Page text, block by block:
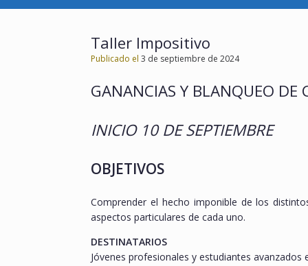
Taller Impositivo
Publicado el 3 de septiembre de 2024
GANANCIAS Y BLANQUEO DE
INICIO 10 DE SEPTIEMBRE
OBJETIVOS
Comprender el hecho imponible de los
aspectos particulares de cada uno.
DESTINATARIOS
Jóvenes profesionales y estudiantes avanzados